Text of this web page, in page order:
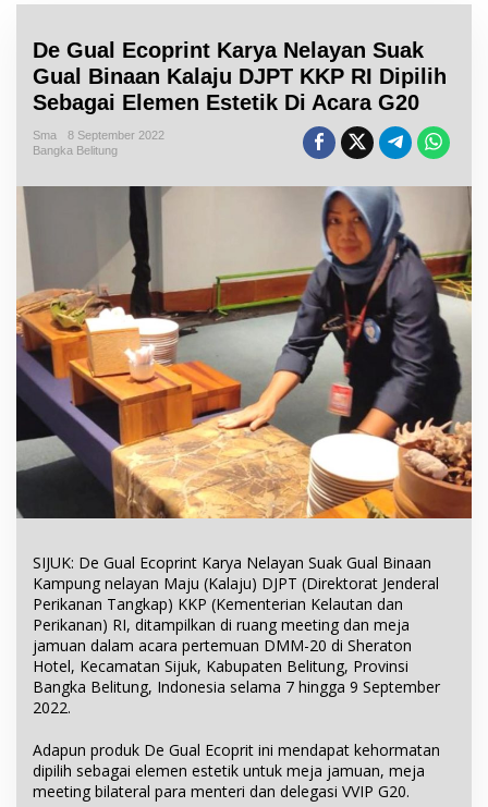
De Gual Ecoprint Karya Nelayan Suak
Gual Binaan Kalaju DJPT KKP RI Dipilih
Sebagai Elemen Estetik Di Acara G20
Sma
8 September 2022
Bangka Belitung
SIJUK: De Gual Ecoprint Karya Nelayan Suak Gual Binaan
Kampung nelayan Maju (Kalaju) DJPT (Direktorat Jenderal
Perikanan Tangkap) KKP (Kementerian Kelautan dan
Perikanan) RI, ditampilkan di ruang meeting dan meja
jamuan dalam acara pertemuan DMM-20 di Sheraton
Hotel, Kecamatan Sijuk, Kabupaten Belitung, Provinsi
Bangka Belitung, Indonesia selama 7 hingga 9 September
2022.
Adapun produk De Gual Ecoprit ini mendapat kehormatan
dipilih sebagai elemen estetik untuk meja jamuan, meja
meeting bilateral para menteri dan delegasi VVIP G20.